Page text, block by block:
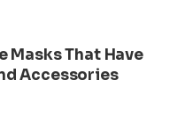
Masks That Have
Accessories